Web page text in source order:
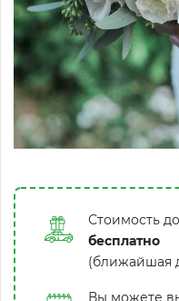
Стоимость
бесплатно
(ближайшая
Вы можете